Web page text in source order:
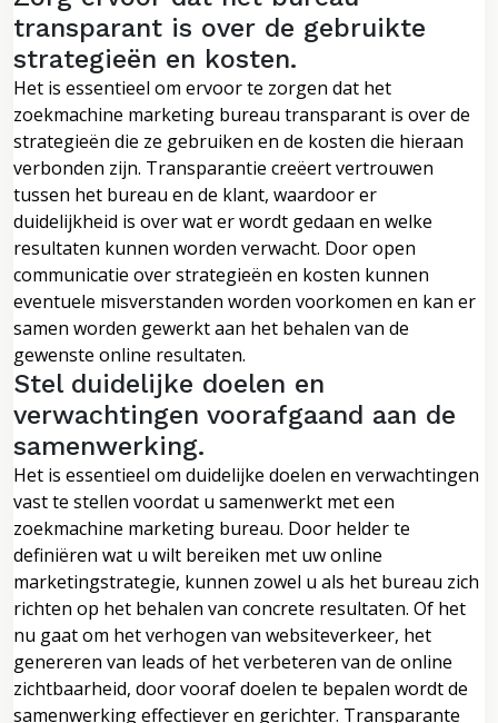
transparant is over de gebruikte
strategieën en kosten.
Het is essentieel om ervoor te zorgen dat het
zoekmachine marketing bureau transparant is over de
strategieën die ze gebruiken en de kosten die hieraan
verbonden zijn. Transparantie creëert vertrouwen
tussen het bureau en de klant, waardoor er
duidelijkheid is over wat er wordt gedaan en welke
resultaten kunnen worden verwacht. Door open
communicatie over strategieën en kosten kunnen
eventuele misverstanden worden voorkomen en kan er
samen worden gewerkt aan het behalen van de
gewenste online resultaten.
Stel duidelijke doelen en
verwachtingen voorafgaand aan de
samenwerking.
Het is essentieel om duidelijke doelen en verwachtingen
vast te stellen voordat u samenwerkt met een
zoekmachine marketing bureau. Door helder te
definiëren wat u wilt bereiken met uw online
marketingstrategie, kunnen zowel u als het bureau zich
richten op het behalen van concrete resultaten. Of het
nu gaat om het verhogen van websiteverkeer, het
genereren van leads of het verbeteren van de online
zichtbaarheid, door vooraf doelen te bepalen wordt de
samenwerking effectiever en gerichter. Transparante